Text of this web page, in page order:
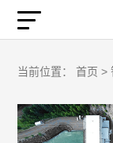
当前位置： 首页 >